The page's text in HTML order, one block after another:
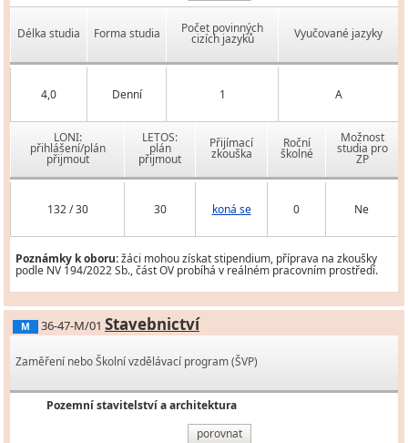
Délka studia Forma studia Počet povinných
cizích jazyků Vyučované jazyky
4,0 Denní 1 A
LONI:
přihlášení/plán
přijmout
LETOS:
plán
přijmout
Přijímací
zkouška
Roční
školné
Možnost
studia pro
ZP
132 / 30 30 koná se 0 Ne
Poznámky k oboru:žáci mohou získat stipendium, příprava na zkoušky
podle NV 194/2022 Sb., část OV probíhá v reálném pracovním prostředí.
M 36-47-M/01 Stavebnictví
Zaměření nebo Školní vzdělávací program (ŠVP)
Pozemní stavitelství a architektura
porovnat